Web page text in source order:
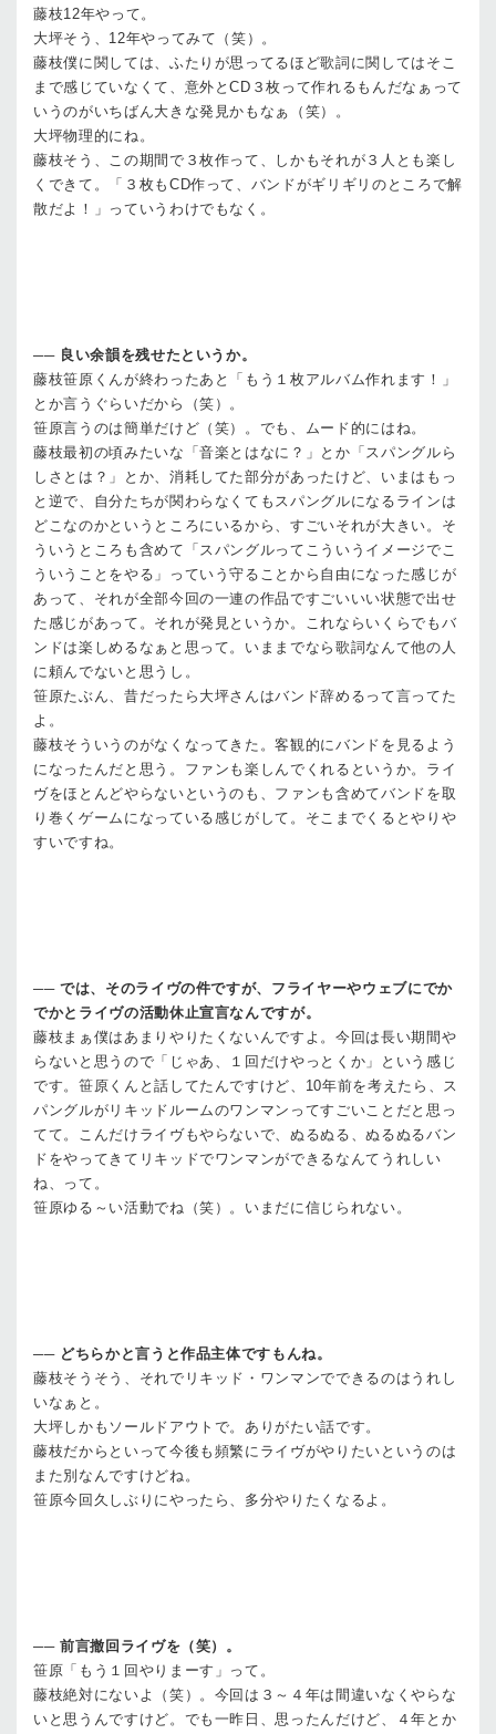
藤枝12年やって。
大坪そう、12年やってみて（笑）。
藤枝僕に関しては、ふたりが思ってるほど歌詞に関してはそこ
まで感じていなくて、意外とCD３枚って作れるもんだなぁって
いうのがいちばん大きな発見かもなぁ（笑）。
大坪物理的にね。
藤枝そう、この期間で３枚作って、しかもそれが３人とも楽し
くできて。「３枚もCD作って、バンドがギリギリのところで解
散だよ！」っていうわけでもなく。
── 良い余韻を残せたというか。
藤枝笹原くんが終わったあと「もう１枚アルバム作れます！」
とか言うぐらいだから（笑）。
笹原言うのは簡単だけど（笑）。でも、ムード的にはね。
藤枝最初の頃みたいな「音楽とはなに？」とか「スパングルら
しさとは？」とか、消耗してた部分があったけど、いまはもっ
と逆で、自分たちが関わらなくてもスパングルになるラインは
どこなのかというところにいるから、すごいそれが大きい。そ
ういうところも含めて「スパングルってこういうイメージでこ
ういうことをやる」っていう守ることから自由になった感じが
あって、それが全部今回の一連の作品ですごいいい状態で出せ
た感じがあって。それが発見というか。これならいくらでもバ
ンドは楽しめるなぁと思って。いままでなら歌詞なんて他の人
に頼んでないと思うし。
笹原たぶん、昔だったら大坪さんはバンド辞めるって言ってた
よ。
藤枝そういうのがなくなってきた。客観的にバンドを見るよう
になったんだと思う。ファンも楽しんでくれるというか。ライ
ヴをほとんどやらないというのも、ファンも含めてバンドを取
り巻くゲームになっている感じがして。そこまでくるとやりや
すいですね。
── では、そのライヴの件ですが、フライヤーやウェブにでか
でかとライヴの活動休止宣言なんですが。
藤枝まぁ僕はあまりやりたくないんですよ。今回は長い期間や
らないと思うので「じゃあ、１回だけやっとくか」という感じ
です。笹原くんと話してたんですけど、10年前を考えたら、ス
パングルがリキッドルームのワンマンってすごいことだと思っ
てて。こんだけライヴもやらないで、ぬるぬる、ぬるぬるバン
ドをやってきてリキッドでワンマンができるなんてうれしい
ね、って。
笹原ゆる～い活動でね（笑）。いまだに信じられない。
── どちらかと言うと作品主体ですもんね。
藤枝そうそう、それでリキッド・ワンマンでできるのはうれし
いなぁと。
大坪しかもソールドアウトで。ありがたい話です。
藤枝だからといって今後も頻繁にライヴがやりたいというのは
また別なんですけどね。
笹原今回久しぶりにやったら、多分やりたくなるよ。
── 前言撤回ライヴを（笑）。
笹原 「もう１回やりまーす」って。
藤枝絶対にないよ（笑）。今回は３～４年は間違いなくやらな
いと思うんですけど。でも一昨日、思ったんだけど、４年とか